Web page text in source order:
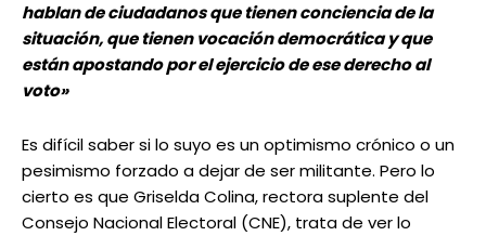
hablan de ciudadanos que tienen conciencia de la
situación, que tienen vocación democrática y que
están apostando por el ejercicio de ese derecho al
voto»
Es difícil saber si lo suyo es un optimismo crónico o un
pesimismo forzado a dejar de ser militante. Pero lo
cierto es que Griselda Colina, rectora suplente del
Consejo Nacional Electoral (CNE), trata de ver lo